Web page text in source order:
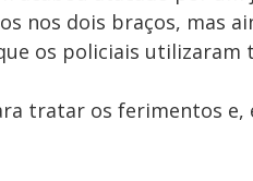
nos dois braços, mas
os policiais utilizaram
tratar os ferimentos e,